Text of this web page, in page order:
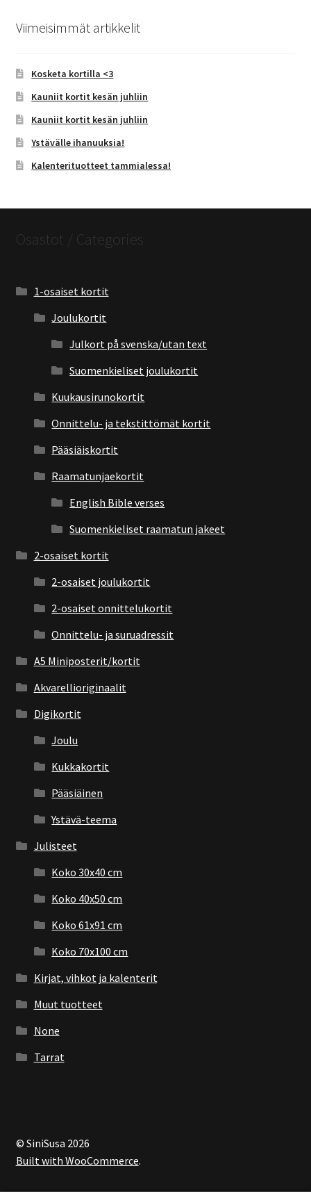
Viimeisimmät artikkelit
Kosketa kortilla <3
Kauniit kortit kesän juhliin
Kauniit kortit kesän juhliin
Ystävälle ihanuuksia!
Kalenterituotteet tammialessa!
Osastot / Categories
1-osaiset kortit
Joulukortit
Julkort på svenska/utan text
Suomenkieliset joulukortit
Kuukausirunokortit
Onnittelu- ja tekstittömät kortit
Pääsiäiskortit
Raamatunjaekortit
English Bible verses
Suomenkieliset raamatun jakeet
2-osaiset kortit
2-osaiset joulukortit
2-osaiset onnittelukortit
Onnittelu- ja suruadressit
A5 Miniposterit/kortit
Akvarellioriginaalit
Digikortit
Joulu
Kukkakortit
Pääsiäinen
Ystävä-teema
Julisteet
Koko 30x40 cm
Koko 40x50 cm
Koko 61x91 cm
Koko 70x100 cm
Kirjat, vihkot ja kalenterit
Muut tuotteet
None
Tarrat
© SiniSusa 2026
Built with WooCommerce.